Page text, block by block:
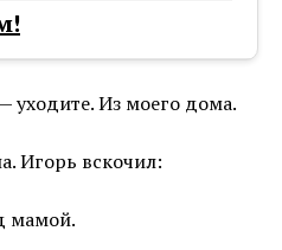
уходите. Из моего дома.
Игорь вскочил:
мамой.